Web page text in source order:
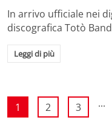
In arrivo ufficiale nei
discografica Totò
Leggi di più
1 2 3 ...